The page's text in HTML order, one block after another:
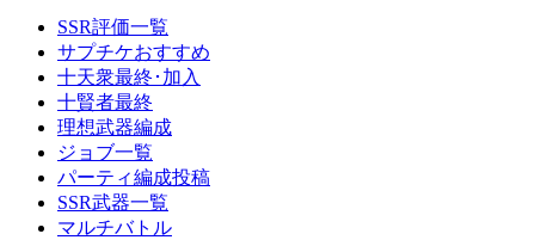
SSR評価一覧
サプチケおすすめ
十天衆最終･加入
十賢者最終
理想武器編成
ジョブ一覧
パーティ編成投稿
SSR武器一覧
マルチバトル